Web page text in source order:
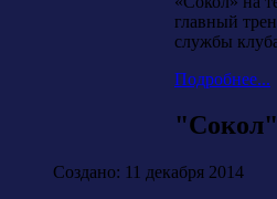
главный
службы
Подробнее...
"Сокол"
Создано: 11 декабря 2014